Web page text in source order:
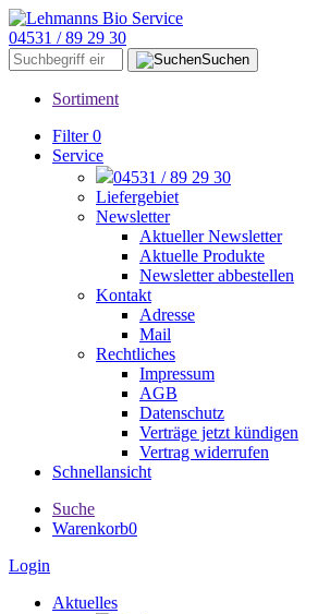
04531 / 89 29 30
Suchen
Sortiment
Filter 0
Service
04531 / 89 29 30
Liefergebiet
Newsletter
Aktueller Newsletter
Aktuelle Produkte
Newsletter abbestellen
Kontakt
Adresse
Mail
Rechtliches
Impressum
AGB
Datenschutz
Verträge jetzt kündigen
Vertrag widerrufen
Schnellansicht
Suche
Warenkorb0
Login
Aktuelles